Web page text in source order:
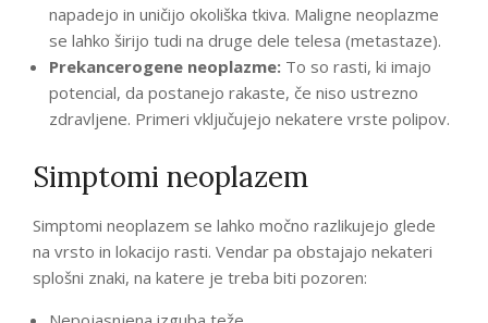
napadejo in uničijo okoliška tkiva. Maligne neoplazme
se lahko širijo tudi na druge dele telesa (metastaze).
Prekancerogene neoplazme: To so rasti, ki imajo
potencial, da postanejo rakaste, če niso ustrezno
zdravljene. Primeri vključujejo nekatere vrste polipov.
Simptomi neoplazem
Simptomi neoplazem se lahko močno razlikujejo glede
na vrsto in lokacijo rasti. Vendar pa obstajajo nekateri
splošni znaki, na katere je treba biti pozoren: